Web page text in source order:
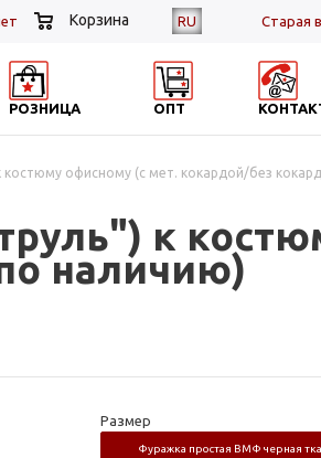
RU Cтарая
Корзина
РОЗНИЦА ОПТ
офисному (с мет. кокардой/без
к
наличию)
Размер
Фуражка простая ВМФ черная